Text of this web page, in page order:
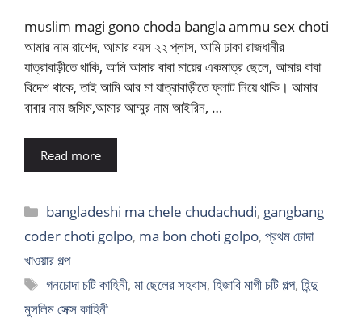
muslim magi gono choda bangla ammu sex choti
আমার নাম রাশেদ, আমার বয়স ২২ প্লাস, আমি ঢাকা রাজধানীর
যাত্রাবাড়ীতে থাকি, আমি আমার বাবা মায়ের একমাত্র ছেলে, আমার বাবা
বিদেশ থাকে, তাই আমি আর মা যাত্রাবাড়ীতে ফ্লাট নিয়ে থাকি। আমার
বাবার নাম জসিম,আমার আম্মুর নাম আইরিন, …
Read more
Categories
bangladeshi ma chele chudachudi, gangbang
coder choti golpo, ma bon choti golpo, প্রথম চোদা
খাওয়ার গল্প
Tags
গনচোদা চটি কাহিনী,মা ছেলের সহবাস,হিজাবি মাগী চটি গল্প,হিন্দু
মুসলিম সেক্স কাহিনী